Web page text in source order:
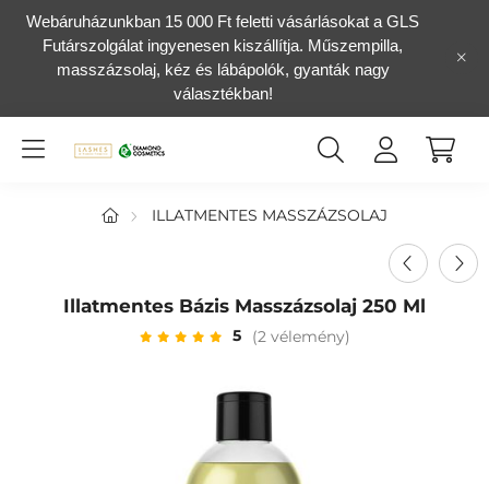
Webáruházunkban 15 000 Ft feletti vásárlásokat a GLS
Futárszolgálat ingyenesen kiszállítja. Műszempilla,
masszázsolaj, kéz és lábápolók, gyanták nagy
választékban!
ILLATMENTES MASSZÁZSOLAJ
Illatmentes Bázis Masszázsolaj 250 Ml
5 (2 vélemény)